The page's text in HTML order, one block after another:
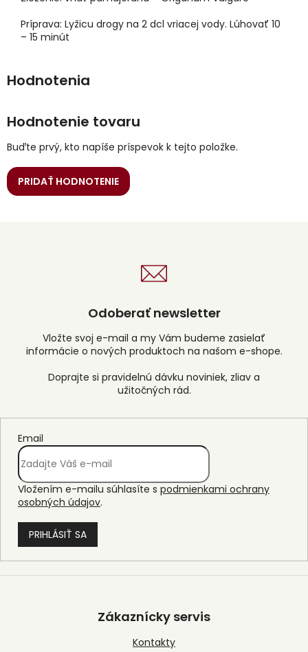
Príprava: Lyžicu drogy na 2 dcl vriacej vody. Lúhovať 10
– 15 minút
Hodnotenie tovaru
Buďte prvý, kto napíše príspevok k tejto položke.
PRIDAŤ HODNOTENIE
Odoberať newsletter
Vložte svoj e-mail a my Vám budeme zasielať
informácie o nových produktoch na našom e-shope.
Email
Vložením e-mailu súhlasíte s podmienkami ochrany
osobných údajov.
PRIHLÁSIŤ SA
Z
Zákaznícky servis
Kontakty